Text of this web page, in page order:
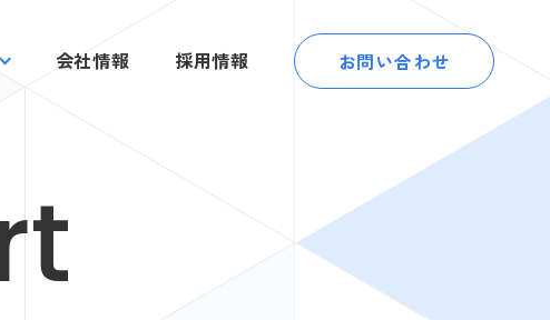
会社情報 採用情報 お問い合わせ